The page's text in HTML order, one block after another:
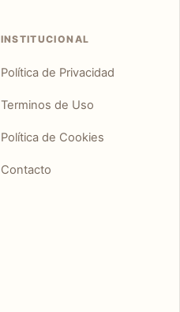
INSTITUCIONAL
Política de Privacidad
Terminos de Uso
Política de Cookies
Contacto